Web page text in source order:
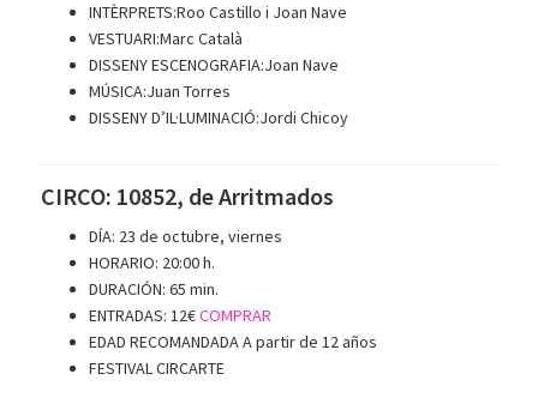
INTÈRPRETS:Roo Castillo i Joan Nave
VESTUARI:Marc Català
DISSENY ESCENOGRAFIA:Joan Nave
MÚSICA:Juan Torres
DISSENY D’IL·LUMINACIÓ:Jordi Chicoy
CIRCO: 10852, de Arritmados
DÍA: 23 de octubre, viernes
HORARIO: 20:00 h.
DURACIÓN: 65 min.
ENTRADAS: 12€COMPRAR
EDAD RECOMANDADA A partir de 12 años
FESTIVAL CIRCARTE